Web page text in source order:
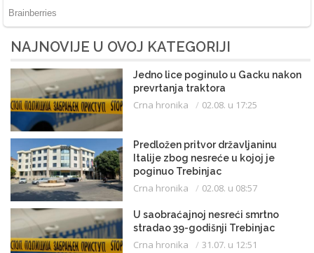
NAJNOVIJE U OVOJ KATEGORIJI
Jedno lice poginulo u Gacku nakon
prevrtanja traktora
Crna hronika 02.08. u 17:25
Predložen pritvor državljaninu
Italije zbog nesreće u kojoj je
poginuo Trebinjac
Crna hronika 02.08. u 08:57
U saobraćajnoj nesreći smrtno
stradao 39-godišnji Trebinjac
Crna hronika 31.07. u 12:51